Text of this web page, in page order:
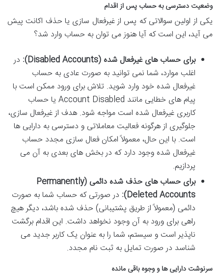
وضعیت دسترسی به حساب پس از اقدام
یکی از اولین سوالاتی که پس از غیرفعال سازی یا حذف اکانت پیش
می آید، این است که آیا هنوز می توان به حساب وارد شد؟
برای حساب های غیرفعال شده (Disabled Accounts):
در
اغلب موارد، شما نمی توانید به صورت عادی به حساب
غیرفعال شده خود وارد شوید. تلاش برای ورود ممکن است با
پیام های خطایی مانند Account Disabled یا حساب
کاربری غیرفعال شده است مواجه شود. هدف از غیرفعال سازی،
جلوگیری از هرگونه فعالیت معاملاتی و دسترسی به دارایی ها
است. با این حال، معمولاً امکان فعال سازی مجدد حساب
غیرفعال شده وجود دارد که در بخش های بعدی به آن می
پردازیم.
برای حساب های حذف شده دائمی (Permanently
Deleted Accounts):
در صورتی که حساب شما به صورت
دائمی (معمولاً از طریق پشتیبانی) حذف شده باشد، دیگر هیچ
راهی برای ورود به آن وجود نخواهد داشت. این اقدام برگشت
ناپذیر است و سیستم، شما را به عنوان یک کاربر جدید می
شناسد در صورت تمایل به ثبت نام مجدد.
سرنوشت دارایی ها و وجوه باقی مانده